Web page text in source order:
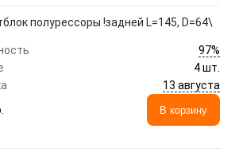
полурессоры !задней L=145, D=64\
97%
4 шт.
13 августа
В корзину